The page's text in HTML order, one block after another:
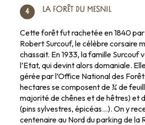
4 LA FORÊT DU MESNIL
Cette forêt fut rachetée en 1840
Robert Surcouf, le célèbre corsaire
chassait. En 1933, la famille Surcouf
l’Etat, qui devint alors domaniale.
gérée par l’Office National des
hectares se composent de ¾ de
majorité de chênes et de hêtres) et
(pins sylvestres, épicéas…). On y
centenaire au Nord du parking de la